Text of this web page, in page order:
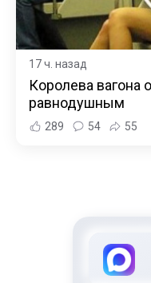
17 ч. назад
Королева вагона
равнодушным
289 54 55